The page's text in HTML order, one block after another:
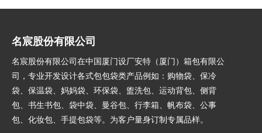
名宸股份有限公司
名宸股份有限公司在中国厦门设厂安特（厦门）箱包有限公
司，专业开发设计各式包包袋类产品例如：购物袋、保冷
袋、保温袋、妈妈袋、环保袋、盥洗包、运动背包、侧背
包、书生书包、袋中袋、曼谷包、行李箱、帆布袋、公事
包、化妆包、手提包袋等。为客户量身订制专属品样。